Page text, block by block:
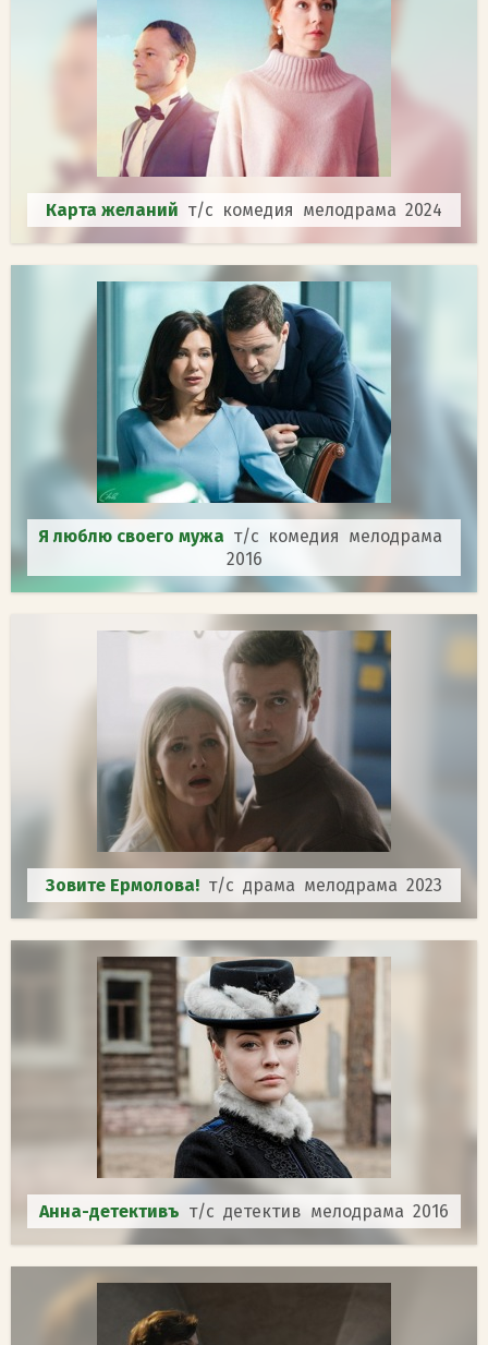
Карта желаний т/с комедия мелодрама 2024
Я люблю своего мужа т/с комедия мелодрама
2016
Зовите Ермолова! т/с драма мелодрама 2023
Анна-детективъ т/с детектив мелодрама 2016